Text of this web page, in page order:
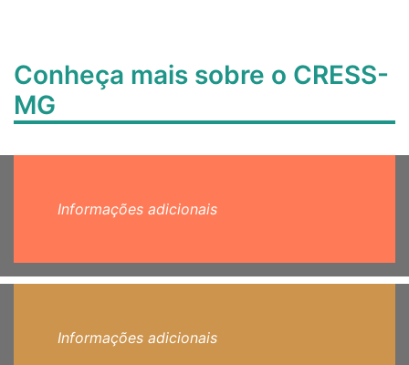
Conheça mais sobre o CRESS-
MG
Informações adicionais
Informações adicionais